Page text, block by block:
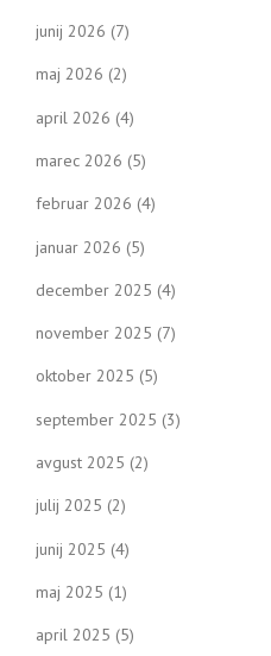
junij 2026 (7)
maj 2026 (2)
april 2026 (4)
marec 2026 (5)
februar 2026 (4)
januar 2026 (5)
december 2025 (4)
november 2025 (7)
oktober 2025 (5)
september 2025 (3)
avgust 2025 (2)
julij 2025 (2)
junij 2025 (4)
maj 2025 (1)
april 2025 (5)